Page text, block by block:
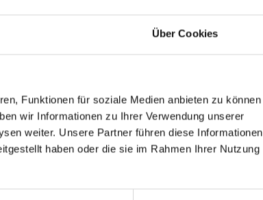
Über Cookies
Funktionen für soziale Medien anbieten zu können
wir Informationen zu Ihrer Verwendung unserer
weiter. Unsere Partner führen diese Informationen
haben oder die sie im Rahmen Ihrer Nutzung